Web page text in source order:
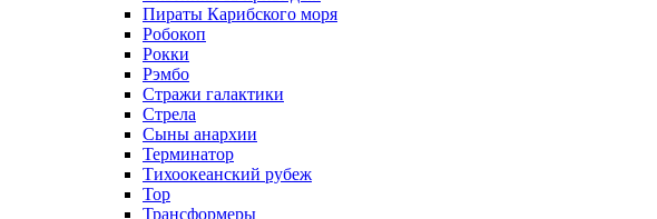
Пираты Карибского моря
Робокоп
Рокки
Рэмбо
Стражи галактики
Стрела
Сыны анархии
Терминатор
Тихоокеанский рубеж
Тор
Трансформеры